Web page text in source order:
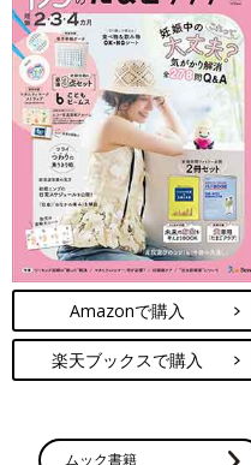
Amazonで購入
楽天ブックスで購入
ムック書籍